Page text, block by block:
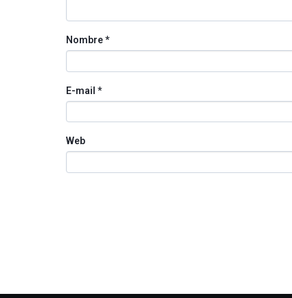
Nombre*
E-mail *
Web